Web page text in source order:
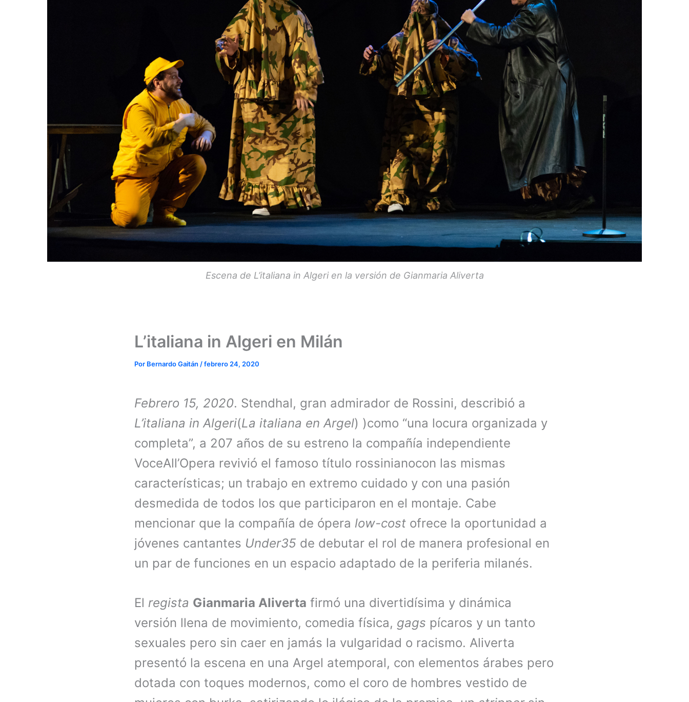
Escena de L’italiana in Algeri en la versión de Gianmaria Aliverta
L’italiana in Algeri en Milán
Por Bernardo Gaitán /febrero 24, 2020
Febrero 15, 2020. Stendhal, gran admirador de Rossini, describió a
L’italiana in Algeri(La italiana en Argel) )como “una locura organizada y
completa”, a 207 años de su estreno la compañía independiente
VoceAll’Opera revivió el famoso título rossinianocon las mismas
características; un trabajo en extremo cuidado y con una pasión
desmedida de todos los que participaron en el montaje. Cabe
mencionar que la compañía de ópera low-cost ofrece la oportunidad a
jóvenes cantantes Under35 de debutar el rol de manera profesional en
un par de funciones en un espacio adaptado de la periferia milanés.
El regista Gianmaria Aliverta firmó una divertidísima y dinámica
versión llena de movimiento, comedia física, gags pícaros y un tanto
sexuales pero sin caer en jamás la vulgaridad o racismo. Aliverta
presentó la escena en una Argel atemporal, con elementos árabes pero
dotada con toques modernos, como el coro de hombres vestido de